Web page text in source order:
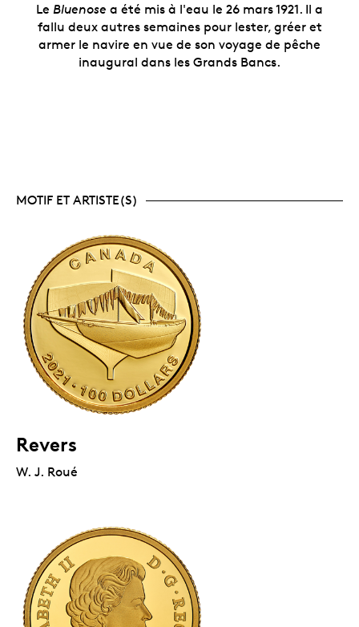
Le Bluenose a été mis à l'eau le 26 mars 1921. Il a
fallu deux autres semaines pour lester, gréer et
armer le navire en vue de son voyage de pêche
inaugural dans les Grands Bancs.
MOTIF ET ARTISTE(S)
Revers
W. J. Roué